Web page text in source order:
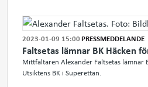
2023-01-09 15:00PRESSMEDDELANDE
Faltsetas lämnar BK Häcken
Mittfältaren Alexander Faltsetas lämnar
Utsiktens BK i Superettan.